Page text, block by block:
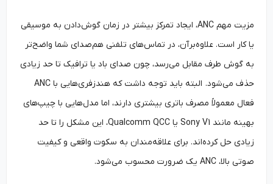
مزیت مهم ANC، ایجاد تمرکز بیشتر در زمان گوش‌دادن به موسیقی
یا کار است. علاوه‌برآن، در تماس‌های تلفنی هم‌صدای شما واضح‌تر
به گوش طرف مقابل می‌رسد، چون صدای باد یا ترافیک تا حد زیادی
حذف می‌شود. البته باید توجه داشت که هندزفری‌هایی با ANC
فعال معمولاً مصرف باتری بیشتری دارند، اما مدل‌هایی با چیپ‌های
بهینه مانند Sony V1 یا Qualcomm QCC، این مشکل را تا حد
زیادی حل کرده‌اند. برای علاقه‌مندان به سکوت واقعی و کیفیت
صوتی بالا، ANC یک ضرورت محسوب می‌شود.